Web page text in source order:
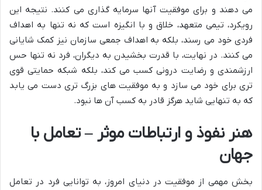
می دهند و برای موفقیت آنها سرمایه گذاری می کنند. نتیجه این
رویکرد، تیمی متعهد، خلاق و با انگیزه است که نه تنها به اهداف
فردی خود می رسند، بلکه به اهداف جمعی سازمان نیز کمک شایانی
می کنند. در نهایت، با قدرت بخشیدن به دیگران، فرد نه تنها حس
ارزشمندی و رضایت درونی کسب می کند، بلکه شبکه حمایتی قوی
تری برای خود می سازد و به موفقیت های بزرگ تری دست می یابد
که به تنهایی شاید هرگز قادر به کسب آن ها نبود.
هنر نفوذ و ارتباطات موثر – تعامل با
جهان
بخش مهمی از موفقیت در دنیای امروز، به توانایی فرد در تعامل